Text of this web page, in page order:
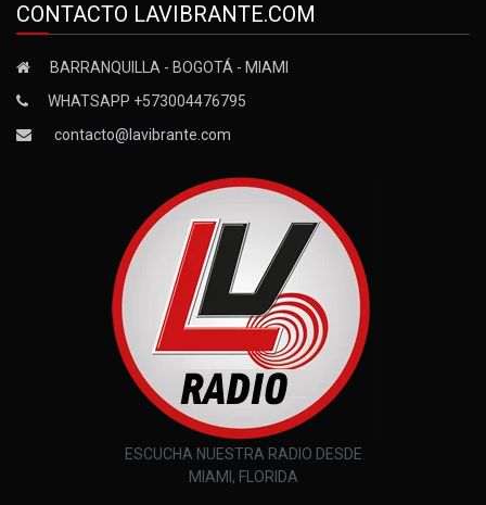
CONTACTO LAVIBRANTE.COM
BARRANQUILLA - BOGOTÁ - MIAMI
WHATSAPP +573004476795
contacto@lavibrante.com
ESCUCHA NUESTRA RADIO DESDE
MIAMI, FLORIDA